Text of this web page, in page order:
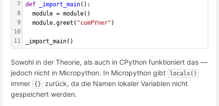
7
8
9
10
11
def _import_main():
  module = module()
  module.greet(
"comPYner" )
_import_main()
Sowohl in der Theorie, als auch in CPython funktioniert das —
jedoch nicht in Micropython. In Micropython gibt
locals()
immer {}
zurück, da die Namen lokaler Variablen nicht
gespeichert werden.